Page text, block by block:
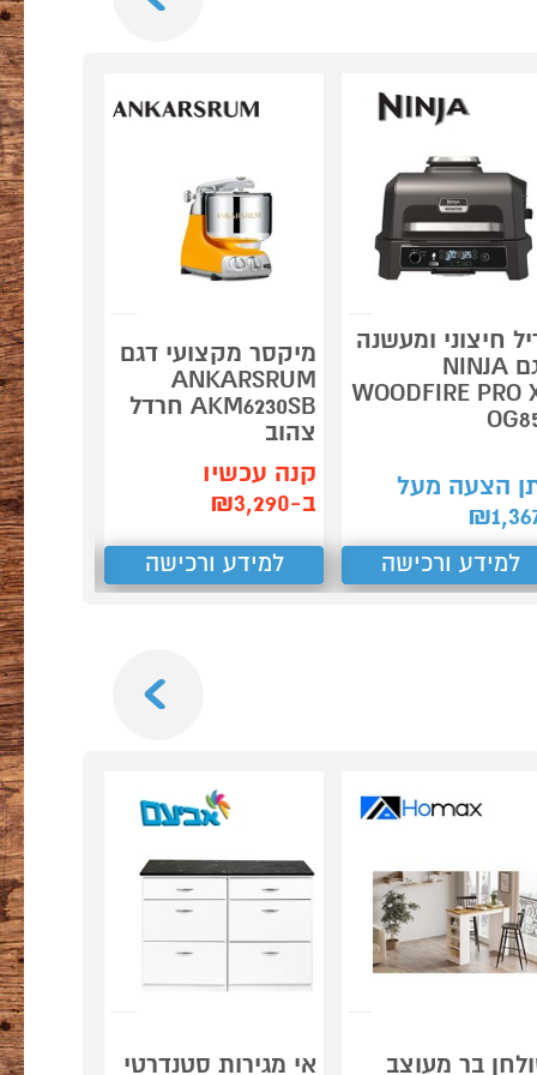
חיצוני ומעשנה
דגם NINJA
WOODFIRE PRO
הצעה מעל
₪
למידע ורכישה
מיקסר מקצועי דגם
ANKARSRUM
AKM6230SB חרדל
צהוב
קנה עכשיו
ב-₪3,290
למידע ורכישה
מארז
של
מתנה*
מגהץ
PRO
GV9821
תן
1,276
בר מעוצב אי מגירות סטנדרטי אי